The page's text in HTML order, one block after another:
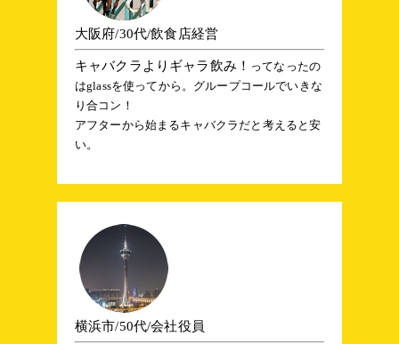
大阪府/30代/飲食店経営
キャバクラよりギャラ飲み！ ってなったの
はglassを使ってから。グループコールでいきな
り合コン！
アフターから始まるキャバクラだと考えると安
い。
横浜市/50代/会社役員